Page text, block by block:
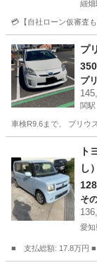
細畑
💳【自社ローン仮審査
岐阜 岐阜市 細
プ
プ
関駅
車検R9.6まで、 プリウ
ト
し）
そ
愛知
■ 支払総額: 17.8万円